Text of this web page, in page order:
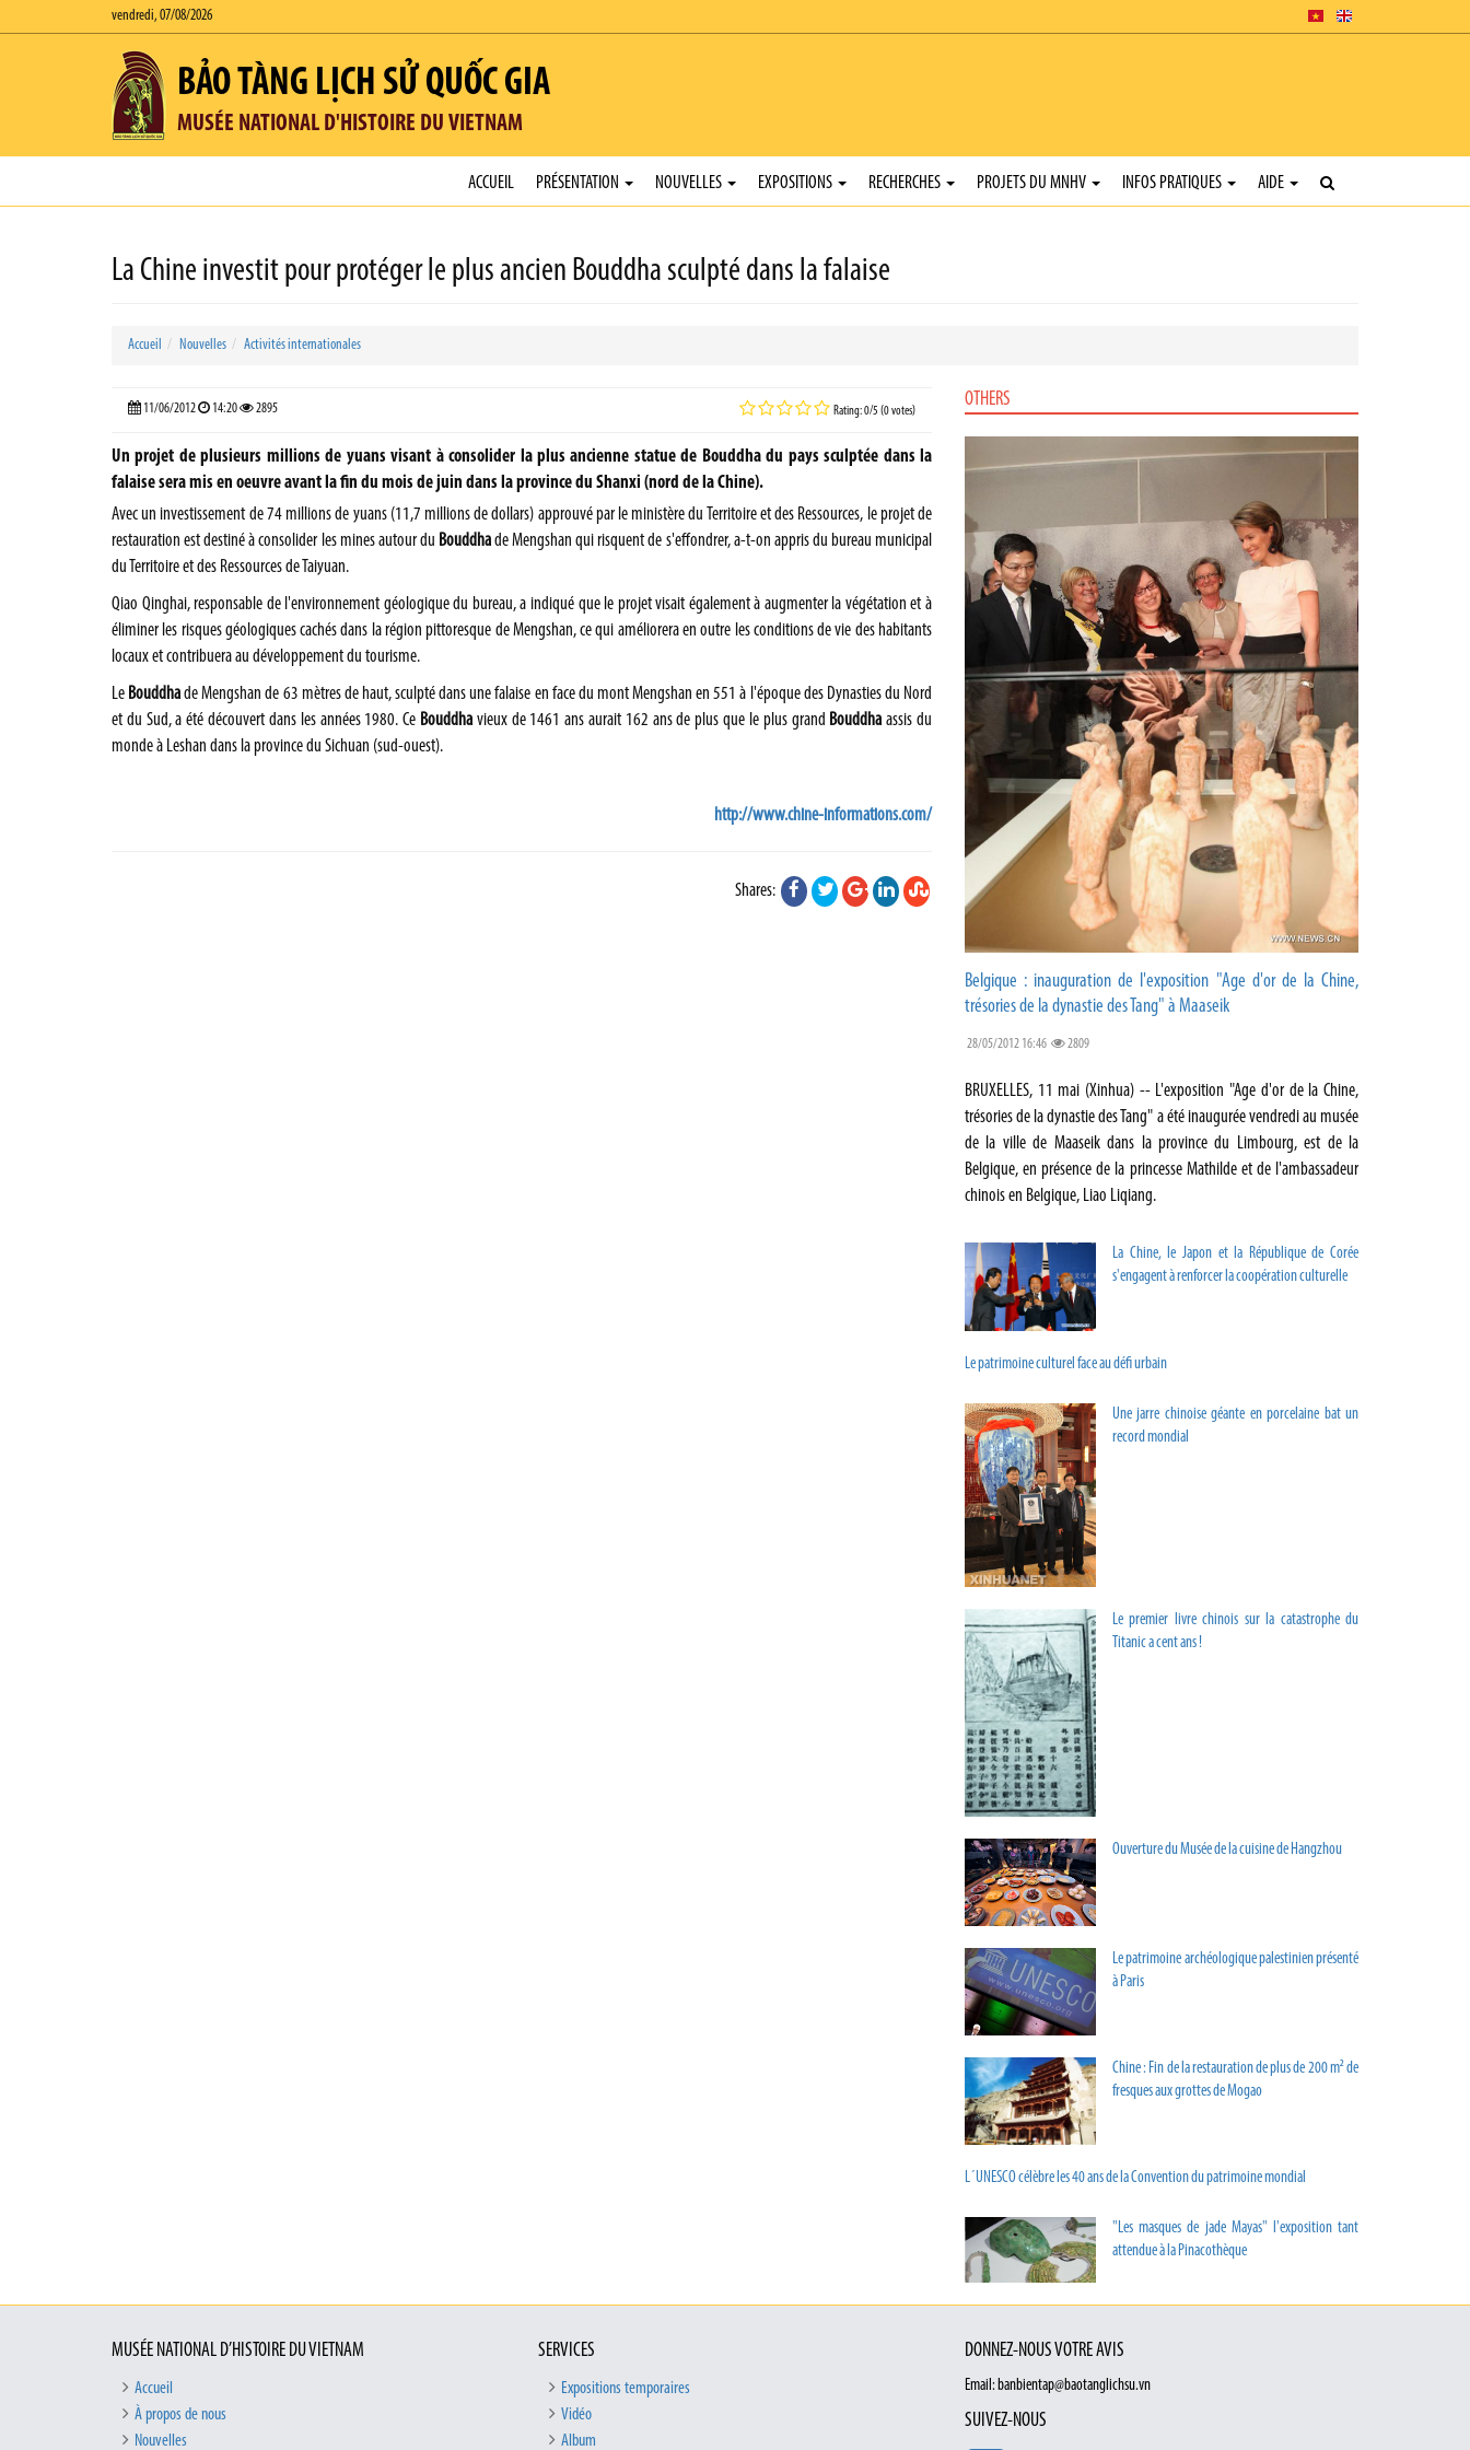
vendredi, 07/08/2026
BẢO TÀNG LỊCH SỬ QUỐC GIA
MUSÉE NATIONAL D'HISTOIRE DU VIETNAM
ACCUEIL PRÉSENTATION NOUVELLES EXPOSITIONS RECHERCHES PROJETS DU MNHV INFOS PRATIQUES AIDE
La Chine investit pour protéger le plus ancien Bouddha sculpté dans la falaise
Accueil Nouvelles Activités internationales
11/06/2012 14:20 2895 Rating: 0/5 (0 votes)
Un projet de plusieurs millions de yuans visant à consolider la plus ancienne statue de Bouddha du pays sculptée dans la
falaise sera mis en oeuvre avant la fin du mois de juin dans la province du Shanxi (nord de la Chine).
Avec un investissement de 74 millions de yuans (11,7 millions de dollars) approuvé par le ministère du Territoire et des Ressources, le projet de
restauration est destiné à consolider les mines autour du Bouddhade Mengshan qui risquent de s'effondrer, a-t-on appris du bureau municipal
du Territoire et des Ressources de Taiyuan.
Qiao Qinghai, responsable de l'environnement géologique du bureau, a indiqué que le projet visait également à augmenter la végétation et à
éliminer les risques géologiques cachés dans la région pittoresque de Mengshan, ce qui améliorera en outre les conditions de vie des habitants
locaux et contribuera au développement du tourisme.
Le Bouddhade Mengshan de 63 mètres de haut, sculpté dans une falaise en face du montMengshan en 551 à l'époque des Dynasties du Nord
et du Sud, a été découvert dans les années 1980. Ce Bouddhavieux de 1461 ans aurait 162 ans de plus que le plus grand Bouddha assis du
monde à Leshan dans la province du Sichuan (sud-ouest).
http://www.chine-informations.com/
Shares:
OTHERS
Belgique : inauguration de l'exposition "Age d'or de la Chine,
trésories de la dynastie des Tang" à Maaseik
28/05/2012 16:46 2809
BRUXELLES, 11 mai (Xinhua) -- L'exposition "Age d'or de la Chine,
trésories de la dynastie des Tang" a été inaugurée vendredi au musée
de la ville de Maaseik dans la province du Limbourg, est de la
Belgique, en présence de la princesse Mathilde et de l'ambassadeur
chinois en Belgique, Liao Liqiang.
La Chine, le Japon et la République de Corée
s'engagent à renforcer la coopération culturelle
Le patrimoine culturel face au défi urbain
Une jarre chinoise géante en porcelaine bat un
record mondial
Le premier livre chinois sur la catastrophe du
Titanic a cent ans !
Ouverture du Musée de la cuisine de Hangzhou
Le patrimoine archéologique palestinien présenté
à Paris
Chine : Fin de la restauration de plus de 200 m² de
fresques aux grottes de Mogao
L´UNESCO célèbre les 40 ans de la Convention du patrimoine mondial
"Les masques de jade Mayas" l'exposition tant
attendue à la Pinacothèque
MUSÉE NATIONAL D’HISTOIRE DU VIETNAM
Accueil
À propos de nous
Nouvelles
SERVICES
Expositions temporaires
Vidéo
Album
DONNEZ-NOUS VOTRE AVIS
Email: banbientap@baotanglichsu.vn
SUIVEZ-NOUS